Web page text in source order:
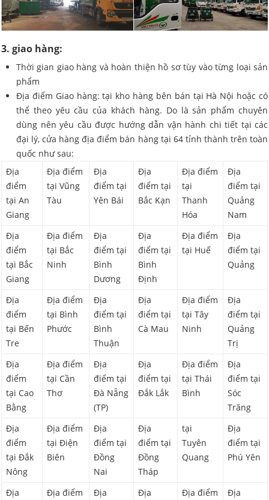
3. giao hàng:
Thời gian giao hàng và hoàn thiện hồ sơ tùy vào từng loại sản
phẩm
Địa điểm Giao hàng: tại kho hàng bên bán tại Hà Nội hoặc có
thể theo yêu cầu của khách hàng. Do là sản phẩm chuyên
dùng nên yêu cầu được hướng dẫn vận hành chi tiết tại các
đại lý, cửa hàng địa điểm bán hàng tại 64 tỉnh thành trên toàn
quốc như sau:
Địa
điểm
tại An
Giang
Địa điểm
tại Vũng
Tàu
Địa
điểm tại
Yên Bái
Địa
điểm tại
Bắc Kạn
Địa điểm
tại
Thanh
Hóa
Địa
điểm tại
Quảng
Nam
Địa
điểm
tại Bắc
Giang
Địa điểm
tại Bắc
Ninh
Địa
điểm tại
Bình
Dương
Địa
điểm tại
Bình
Định
Địa điểm
tại Huế
Địa
điểm tại
Quảng
Địa
điểm
tại Bến
Tre
Địa điểm
tại Bình
Phước
Địa
điểm tại
Bình
Thuận
Địa
điểm tại
Cà Mau
Địa điểm
tại Tây
Ninh
Địa
điểm tại
Quảng
Trị
Địa
điểm
tại Cao
Bằng
Địa điểm
tại Cần
Thơ
Địa
điểm tại
Đà Nẵng
(TP)
Địa
điểm tại
Đắk Lắk
Địa điểm
tại Thái
Bình
Địa
điểm tại
Sóc
Trăng
Địa
điểm
tại Đắk
Nông
Địa điểm
tại Điện
Biên
Địa
điểm tại
Đồng
Nai
Địa
điểm tại
Đồng
Tháp
tại
Tuyên
Quang
Địa
điểm tại
Phú Yên
Địa
Địa điểm
Địa
Địa
Địa điểm
Địa